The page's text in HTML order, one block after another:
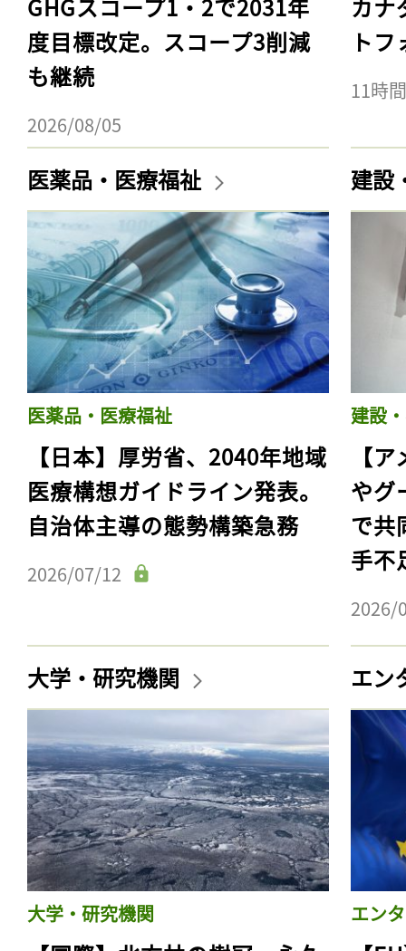
GHGスコープ1・2で2031年
度目標改定。スコープ3削減
も継続
2026/08/05
カナ
ト
11時
医薬品・医療福祉
医薬品・医療福祉
【日本】厚労省、2040年地域
医療構想ガイドライン発表。
自治体主導の態勢構築急務
2026/07/12
建設
建設
【
やグ
で共
手不
2026/
大学・研究機関
大学・研究機関
エン
エン